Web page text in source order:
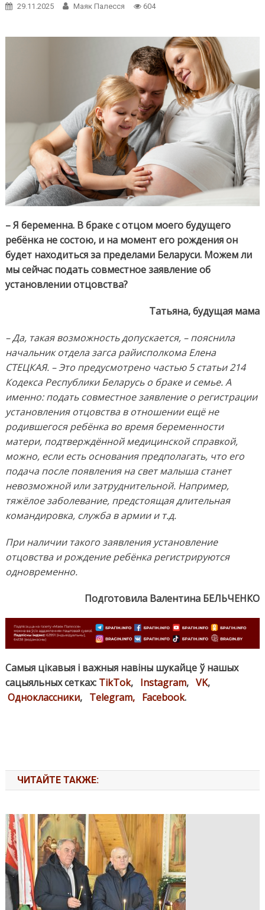
29.11.2025 Маяк Палесся 604
– Я беременна. В браке с отцом моего будущего
ребёнка не состою, и на момент его рождения он
будет находиться за пределами Беларуси. Можем ли
мы сейчас подать совместное заявление об
установлении отцовства?
Татьяна, будущая мама
– Да, такая возможность допускается, – пояснила
начальник отдела загса райисполкома Елена
СТЕЦКАЯ. – Это предусмотрено частью 5 статьи 214
Кодекса Республики Беларусь о браке и семье. А
именно: подать совместное заявление о регистрации
установления отцовства в отношении ещё не
родившегося ребёнка во время беременности
матери, подтверждённой медицинской справкой,
можно, если есть основания предполагать, что его
подача после появления на свет малыша станет
невозможной или затруднительной. Например,
тяжёлое заболевание, предстоящая длительная
командировка, служба в армии и т.д.
При наличии такого заявления установление
отцовства и рождение ребёнка регистрируются
одновременно.
Подготовила Валентина БЕЛЬЧЕНКО
Самыя цікавыя і важныя навіны шукайце ў нашых
сацыяльных сетках: TikTok, Instagram, VK,
Одноклассники, Telegram, Facebook.
ЧИТАЙТЕ ТАКЖЕ: